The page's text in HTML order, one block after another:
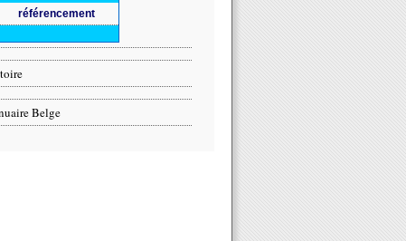
référencement
Belge